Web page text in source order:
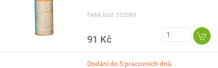
PeMi kód: 552089
91 Kč
Dodání do 5 pracovních dnů